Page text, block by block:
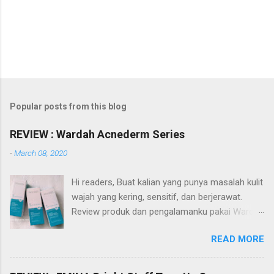
Popular posts from this blog
REVIEW : Wardah Acnederm Series
-March 08, 2020
Hi readers, Buat kalian yang punya masalah kulit
wajah yang kering, sensitif, dan berjerawat.
Review produk dan pengalamanku pakai Wardah
kalian dalam pencarian produk skin care. Apa itu
Wardah Acnederm series? Wardah Acnederm
merupakan salah satu dari sekian rangkaian
READ MORE